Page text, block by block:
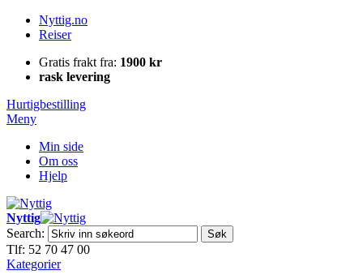
Nyttig.no
Reiser
Gratis frakt fra: 1900 kr
rask levering
Hurtigbestilling
Meny
Min side
Om oss
Hjelp
Nyttig
Search:
Søk
Tlf: 52 70 47 00
Kategorier